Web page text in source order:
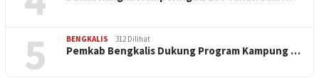
5 BENGKALIS 312 Dilihat
Pemkab Bengkalis Dukung Program Kampung …